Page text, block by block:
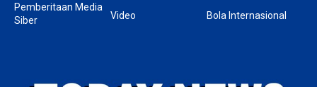
Pemberitaan Media
Siber
Video
Bola Internasional